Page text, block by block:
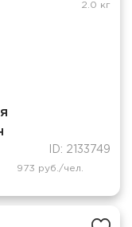
2.0 кг
ID: 2133749
973 руб./чел.